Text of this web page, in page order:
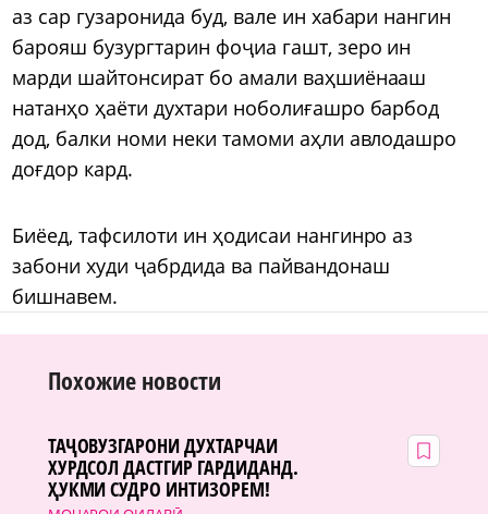
аз сар гузаронида буд, вале ин хабари нангин
барояш бузургтарин фоҷиа гашт, зеро ин
марди шайтонсират бо амали ваҳшиёнааш
натанҳо ҳаёти духтари ноболиғашро барбод
дод, балки номи неки тамоми аҳли авлодашро
доғдор кард.
Биёед, тафсилоти ин ҳодисаи нангинро аз
забони худи ҷабрдида ва пайвандонаш
бишнавем.
Похожие новости
ТАҶОВУЗГАРОНИ ДУХТАРЧАИ
ХУРДСОЛ ДАСТГИР ГАРДИДАНД.
ҲУКМИ СУДРО ИНТИЗОРЕМ!